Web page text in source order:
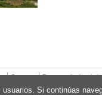
Si continúas
|Contacto|Recomendar la
Web site